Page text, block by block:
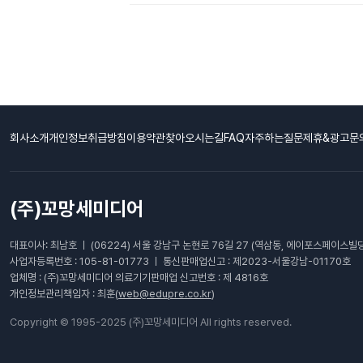
회사소개개인정보취급방침이용약관찾아오시는길FAQ자주하는질문제휴&광고문
(주)꼬망세미디어
대표이사: 최남호 ㅣ (06224) 서울 강남구 논현로 76길 27 (역삼동, 에이포스페이스빌
사업자등록번호 : 105-81-01773 ㅣ 통신판매업신고 : 제2023-서울강남-01170호
업체명 : (주)꼬망세미디어 의료기기판매업 신고번호 : 제 4816호
개인정보관리책임자 : 최훈(web@edupre.co.kr)
Copyright © 1995-2025 (주)꼬망세미디어 All rights reserved.